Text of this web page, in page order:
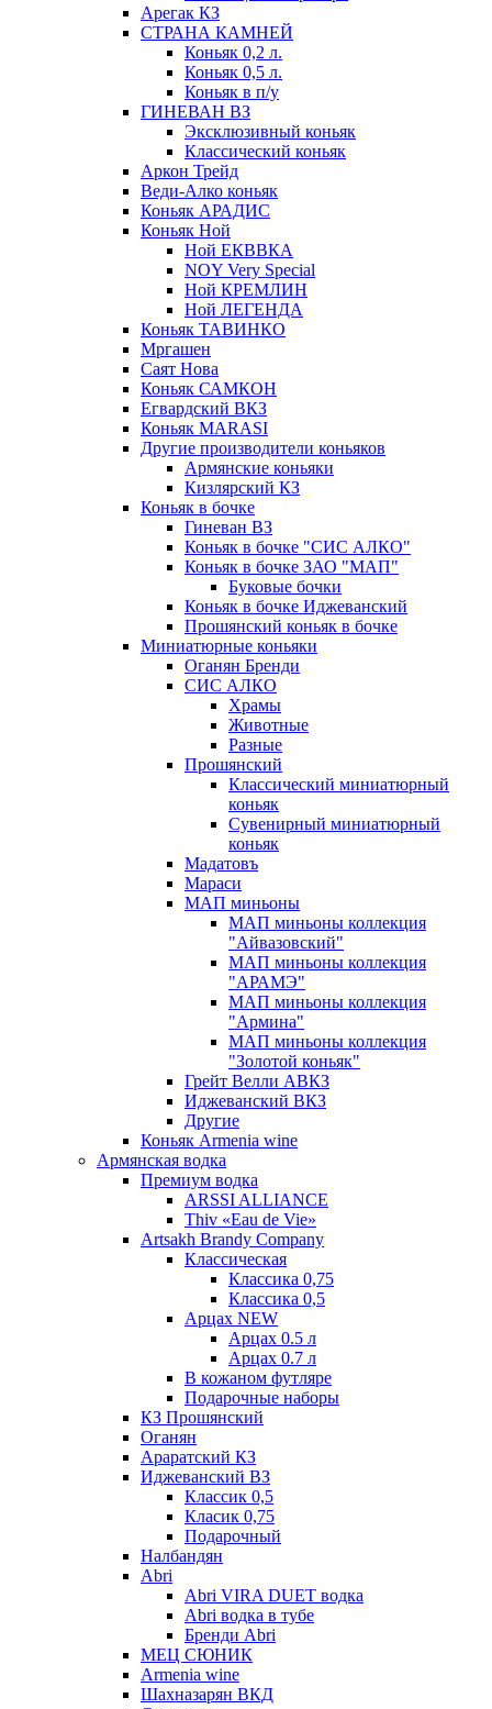
Арегак КЗ
СТРАНА КАМНЕЙ
Коньяк 0,2 л.
Коньяк 0,5 л.
Коньяк в п/у
ГИНЕВАН ВЗ
Эксклюзивный коньяк
Классический коньяк
Аркон Трейд
Веди-Алко коньяк
Коньяк АРАДИС
Коньяк Ной
Ной ЕКВВКА
NOY Very Special
Ной КРЕМЛИН
Ной ЛЕГЕНДА
Коньяк ТАВИНКО
Мргашен
Саят Нова
Коньяк САМКОН
Егвардский ВКЗ
Коньяк MARASI
Другие производители коньяков
Армянские коньяки
Кизлярский КЗ
Коньяк в бочке
Гиневан ВЗ
Коньяк в бочке "СИС АЛКО"
Коньяк в бочке ЗАО "МАП"
Буковые бочки
Коньяк в бочке Иджеванский
Прошянский коньяк в бочке
Миниатюрные коньяки
Оганян Бренди
СИС АЛКО
Храмы
Животные
Разные
Прошянский
Классический миниатюрный
коньяк
Сувенирный миниатюрный
коньяк
Мадатовъ
Мараси
МАП миньоны
МАП миньоны коллекция
"Айвазовский"
МАП миньоны коллекция
"АРАМЭ"
МАП миньоны коллекция
"Армина"
МАП миньоны коллекция
"Золотой коньяк"
Грейт Велли АВКЗ
Иджеванский ВКЗ
Другие
Коньяк Armenia wine
Армянская водка
Премиум водка
ARSSI ALLIANCE
Thiv «Eau de Vie»
Artsakh Brandy Company
Классическая
Классика 0,75
Классика 0,5
Арцах NEW
Арцах 0.5 л
Арцах 0.7 л
В кожаном футляре
Подарочные наборы
КЗ Прошянский
Оганян
Араратский КЗ
Иджеванский ВЗ
Классик 0,5
Класик 0,75
Подарочный
Налбандян
Abri
Abri VIRA DUET водка
Abri водка в тубе
Бренди Abri
МЕЦ СЮНИК
Armenia wine
Шахназарян ВКД